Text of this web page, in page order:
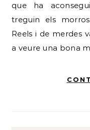
que ha
treguin els
Reels i de merdes
a veure una bona